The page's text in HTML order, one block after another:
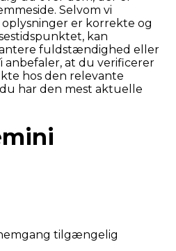
Selvom vi
er korrekte og
kan
fuldstændighed eller
anbefaler, at du verificerer
hos den relevante
har den mest aktuelle
tilgængelig